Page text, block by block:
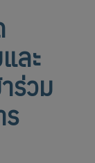
ละ
ร่วม
ร